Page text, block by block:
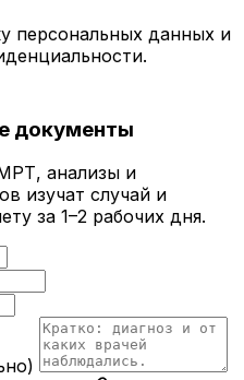
персональных данных и
.
документы
анализы и
изучат случай и
за 1–2 рабочих дня.